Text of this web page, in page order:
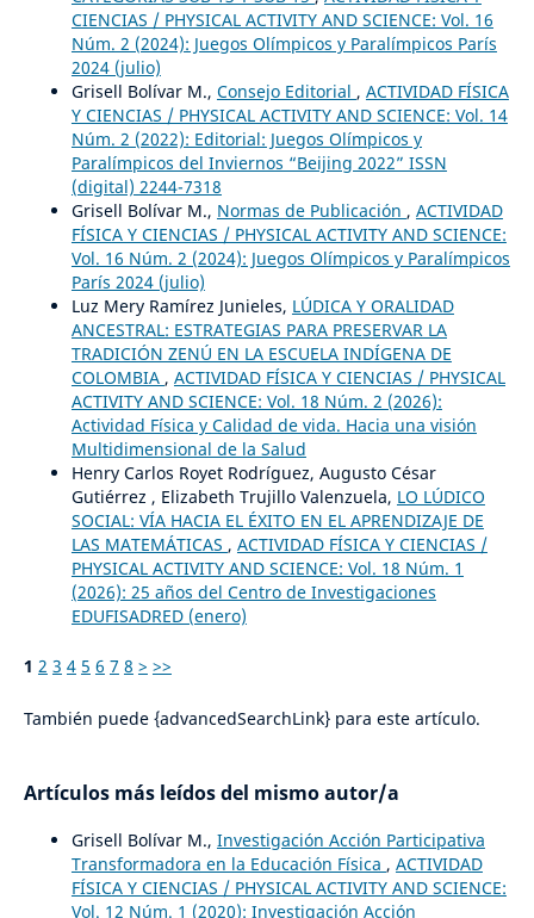
CIENCIAS / PHYSICAL ACTIVITY AND SCIENCE: Vol. 16
Núm. 2 (2024): Juegos Olímpicos y Paralímpicos París
2024 (julio)
Grisell Bolívar M., Consejo Editorial , ACTIVIDAD FÍSICA
Y CIENCIAS / PHYSICAL ACTIVITY AND SCIENCE: Vol. 14
Núm. 2 (2022): Editorial: Juegos Olímpicos y
Paralímpicos del Inviernos “Beijing 2022” ISSN
(digital) 2244-7318
Grisell Bolívar M., Normas de Publicación , ACTIVIDAD
FÍSICA Y CIENCIAS / PHYSICAL ACTIVITY AND SCIENCE:
Vol. 16 Núm. 2 (2024): Juegos Olímpicos y Paralímpicos
París 2024 (julio)
Luz Mery Ramírez Junieles, LÚDICA Y ORALIDAD
ANCESTRAL: ESTRATEGIAS PARA PRESERVAR LA
TRADICIÓN ZENÚ EN LA ESCUELA INDÍGENA DE
COLOMBIA , ACTIVIDAD FÍSICA Y CIENCIAS / PHYSICAL
ACTIVITY AND SCIENCE: Vol. 18 Núm. 2 (2026):
Actividad Física y Calidad de vida. Hacia una visión
Multidimensional de la Salud
Henry Carlos Royet Rodríguez, Augusto César
Gutiérrez , Elizabeth Trujillo Valenzuela, LO LÚDICO
SOCIAL: VÍA HACIA EL ÉXITO EN EL APRENDIZAJE DE
LAS MATEMÁTICAS , ACTIVIDAD FÍSICA Y CIENCIAS /
PHYSICAL ACTIVITY AND SCIENCE: Vol. 18 Núm. 1
(2026): 25 años del Centro de Investigaciones
EDUFISADRED (enero)
1 2 3 4 5 6 7 8 > >>
También puede {advancedSearchLink} para este artículo.
Artículos más leídos del mismo autor/a
Grisell Bolívar M., Investigación Acción Participativa
Transformadora en la Educación Física , ACTIVIDAD
FÍSICA Y CIENCIAS / PHYSICAL ACTIVITY AND SCIENCE:
Vol. 12 Núm. 1 (2020): Investigación Acción